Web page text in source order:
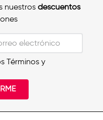
nuestros descuentos
Términos y